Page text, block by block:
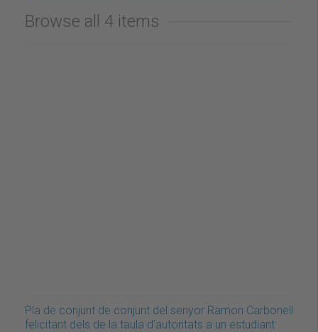
Browse all 4 items
Pla de conjunt de conjunt del senyor Ramon Carbonell
felicitant dels de la taula d'autoritats a un estudiant